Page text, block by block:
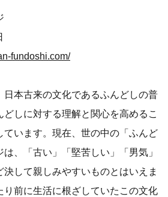
fundoshi.com/
日本古来の文化であるふんどしの普
どしに対する理解と関心を高めるこ
ています。現在、世の中の「ふんど
、「古い」「堅苦しい」「男気」
決して親しみやすいものとはいえま
り前に生活に根ざしていたこの文化